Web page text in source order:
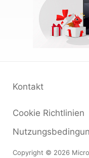
Copyright © 2026
Cookie Richtlinien
Kontakt